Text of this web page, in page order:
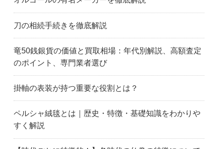
刀の相続手続きを徹底解説
竜50銭銀貨の価値と買取相場：年代別解説、高額査定
のポイント、専門業者選び
掛軸の表装が持つ重要な役割とは？
ペルシャ絨毯とは｜歴史・特徴・基礎知識をわかりや
すく解説